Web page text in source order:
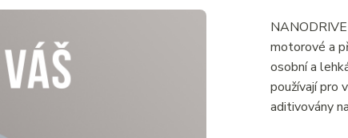
motorové a
osobní a
používají pro
aditivovány